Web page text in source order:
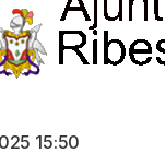
15:50